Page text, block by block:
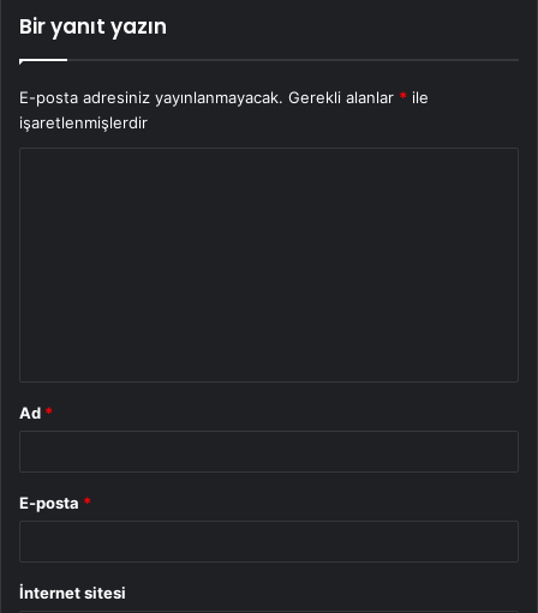
Bir yanıt yazın
E-posta adresiniz yayınlanmayacak. Gerekli alanlar * ile
işaretlenmişlerdir
Ad *
E-posta *
İnternet sitesi